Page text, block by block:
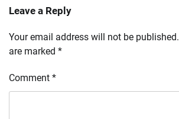
Leave a Reply
Your email address will not be published.
are marked *
Comment *